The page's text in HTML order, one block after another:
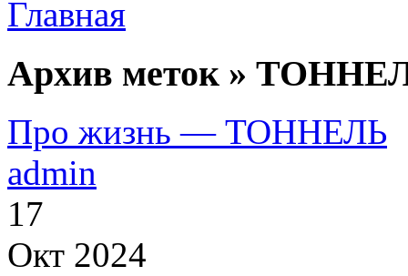
Архив меток »
Про жизнь — ТОННЕЛЬ
admin
17
Окт 2024